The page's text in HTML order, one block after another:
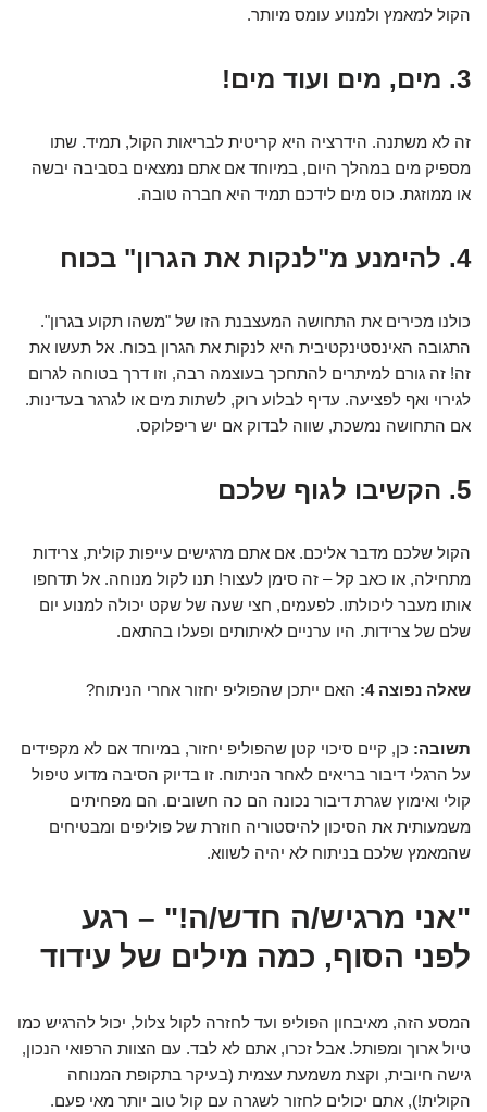
הקול למאמץ ולמנוע עומס מיותר.
3. מים, מים ועוד מים!
זה לא משתנה. הידרציה היא קריטית לבריאות הקול, תמיד. שתו
מספיק מים במהלך היום, במיוחד אם אתם נמצאים בסביבה יבשה
או ממוזגת. כוס מים לידכם תמיד היא חברה טובה.
4. להימנע מ"לנקות את הגרון" בכוח
כולנו מכירים את התחושה המעצבנת הזו של "משהו תקוע בגרון".
התגובה האינסטינקטיבית היא לנקות את הגרון בכוח. אל תעשו את
זה! זה גורם למיתרים להתחכך בעוצמה רבה, וזו דרך בטוחה לגרום
לגירוי ואף לפציעה. עדיף לבלוע רוק, לשתות מים או לגרגר בעדינות.
אם התחושה נמשכת, שווה לבדוק אם יש ריפלוקס.
5. הקשיבו לגוף שלכם
הקול שלכם מדבר אליכם. אם אתם מרגישים עייפות קולית, צרידות
מתחילה, או כאב קל – זה סימן לעצור! תנו לקול מנוחה. אל תדחפו
אותו מעבר ליכולתו. לפעמים, חצי שעה של שקט יכולה למנוע יום
שלם של צרידות. היו ערניים לאיתותים ופעלו בהתאם.
שאלה נפוצה 4: האם ייתכן שהפוליפ יחזור אחרי הניתוח?
תשובה: כן, קיים סיכוי קטן שהפוליפ יחזור, במיוחד אם לא מקפידים
על הרגלי דיבור בריאים לאחר הניתוח. זו בדיוק הסיבה מדוע טיפול
קולי ואימוץ שגרת דיבור נכונה הם כה חשובים. הם מפחיתים
משמעותית את הסיכון להיסטוריה חוזרת של פוליפים ומבטיחים
שהמאמץ שלכם בניתוח לא יהיה לשווא.
"אני מרגיש/ה חדש/ה!" – רגע
לפני הסוף, כמה מילים של עידוד
המסע הזה, מאיבחון הפוליפ ועד לחזרה לקול צלול, יכול להרגיש כמו
טיול ארוך ומפותל. אבל זכרו, אתם לא לבד. עם הצוות הרפואי הנכון,
גישה חיובית, וקצת משמעת עצמית (בעיקר בתקופת המנוחה
הקולית!), אתם יכולים לחזור לשגרה עם קול טוב יותר מאי פעם.